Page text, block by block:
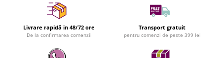
Livrare rapidă in 48/72 ore
De la confirmarea comenzii
Transport gratuit
pentru comenzi de peste 399 lei